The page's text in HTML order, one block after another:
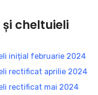
cheltuieli
inițial februarie 2024
rectificat aprilie 2024
rectificat mai 2024